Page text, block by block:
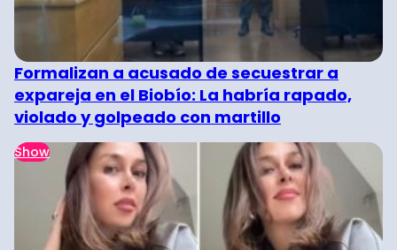
Formalizan a acusado de secuestrar a
expareja en el Biobío: La habría rapado,
violado y golpeado con martillo
Show